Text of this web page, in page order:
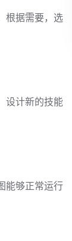
根据需要，选
设计新的技能
能够正常运行